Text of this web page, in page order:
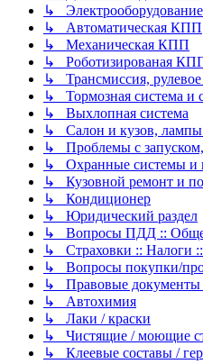
↳ Электрооборудование
↳ Автоматическая КПП
↳ Механическая КПП
↳ Роботизированая
↳ Трансмиссия,
↳ Тормозная система и
↳ Выхлопная система
↳ Салон и кузов, лампы
↳ Проблемы с
↳ Охранные системы и
↳ Кузовной ремонт и
↳ Кондиционер
↳ Юридический раздел
↳ Вопросы ПДД ::
↳ Страховки :: Налоги
↳ Вопросы покупки/
↳ Правовые документы
↳ Автохимия
↳ Лаки / краски
↳ Чистящие / моющие
↳ Клеевые составы /